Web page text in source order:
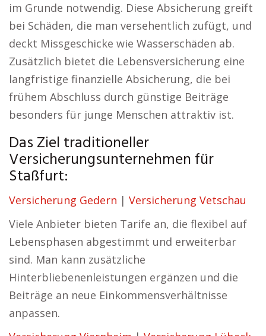
im Grunde notwendig. Diese Absicherung greift
bei Schäden, die man versehentlich zufügt, und
deckt Missgeschicke wie Wasserschäden ab.
Zusätzlich bietet die Lebensversicherung eine
langfristige finanzielle Absicherung, die bei
frühem Abschluss durch günstige Beiträge
besonders für junge Menschen attraktiv ist.
Das Ziel traditioneller
Versicherungsunternehmen für
Staßfurt:
Versicherung Gedern | Versicherung Vetschau
Viele Anbieter bieten Tarife an, die flexibel auf
Lebensphasen abgestimmt und erweiterbar
sind. Man kann zusätzliche
Hinterbliebenenleistungen ergänzen und die
Beiträge an neue Einkommensverhältnisse
anpassen.